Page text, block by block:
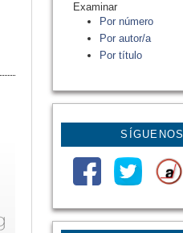
Examinar
Por número
Por autor/a
Por título
SÍGUENOS